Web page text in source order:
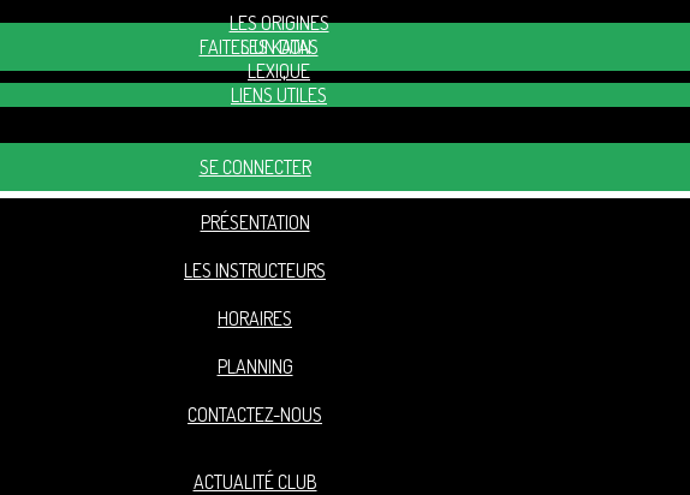
LES ORIGINES
LES KATAS
LEXIQUE
LIENS UTILES
FAITES UN DON
SE CONNECTER
PRÉSENTATION
LES INSTRUCTEURS
HORAIRES
PLANNING
CONTACTEZ-NOUS
ACTUALITÉ CLUB